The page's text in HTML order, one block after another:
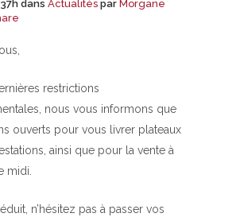
dans Actualités par Morgane
restrictions
nous vous informons que
ouverts pour vous livrer plateaux
ainsi que pour la vente à
midi.
n’hésitez pas à passer vos